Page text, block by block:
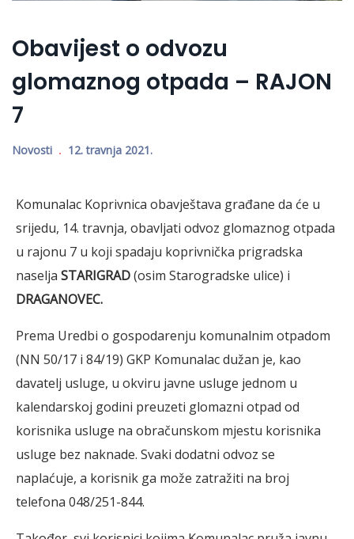
Obavijest o odvozu
glomaznog otpada – RAJON
7
Novosti 12. travnja 2021.
Komunalac Koprivnica obavještava građane da će u
srijedu, 14. travnja, obavljati odvoz glomaznog otpada
u rajonu 7 u koji spadaju koprivnička prigradska
naselja STARIGRAD(osim Starogradske ulice) i
DRAGANOVEC.
Prema Uredbi o gospodarenju komunalnim otpadom
(NN 50/17 i 84/19) GKP Komunalac dužan je, kao
davatelj usluge, u okviru javne usluge jednom u
kalendarskoj godini preuzeti glomazni otpad od
korisnika usluge na obračunskom mjestu korisnika
usluge bez naknade. Svaki dodatni odvoz se
naplaćuje, a korisnik ga može zatražiti na broj
telefona 048/251-844.